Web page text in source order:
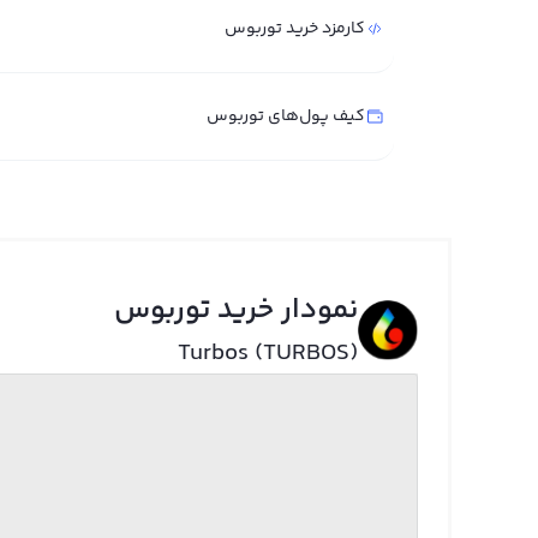
کارمزد خرید توربوس
کیف پول‌های توربوس
نمودار خرید توربوس
Turbos (TURBOS)